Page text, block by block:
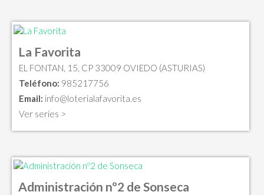
La Favorita
EL FONTAN, 15, CP 33009 OVIEDO (ASTURIAS)
Teléfono: 985217756
Email: info@loterialafavorita.es
Ver series >
Administración nº2 de Sonseca